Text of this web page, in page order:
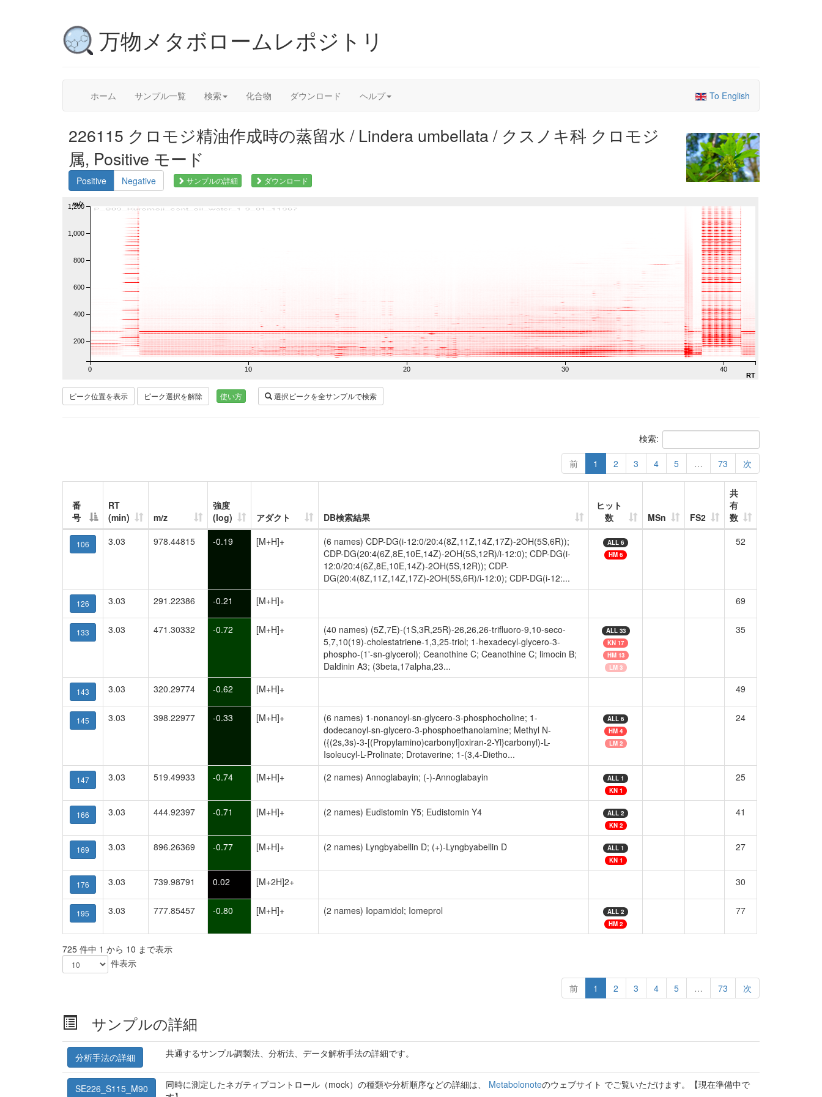
万物メタボロームレポジトリ
ホーム サンプル一覧 検索 化合物 ダウンロード ヘルプ To English
226115 クロモジ精油作成時の蒸留水 / Lindera umbellata / クスノキ科 クロモジ
属, Positive モード
Positive Negative サンプルの詳細 ダウンロード
0 10 20 30 40
RT
200
400
600
800
1,000
1,200
m/z
ピーク位置を表示 ピーク選択を解除 使い方 選択ピークを全サンプルで検索
検索:
前 1 2 3 4 5 … 73 次
番
号
RT
(min)
m/z
強度
(log)
アダクト DB検索結果
ヒット
数
MSn FS2
共
有
数
106 3.03 978.44815 -0.19 [M+H]+
(6 names) CDP-DG(i-12:0/20:4(8Z,11Z,14Z,17Z)-2OH(5S,6R));
CDP-DG(20:4(6Z,8E,10E,14Z)-2OH(5S,12R)/i-12:0); CDP-DG(i-
12:0/20:4(6Z,8E,10E,14Z)-2OH(5S,12R)); CDP-
DG(20:4(8Z,11Z,14Z,17Z)-2OH(5S,6R)/i-12:0); CDP-DG(i-12:...
ALL 6
HM 6
52
126 3.03 291.22386 -0.21 [M+H]+ 69
133 3.03 471.30332 -0.72 [M+H]+
(40 names) (5Z,7E)-(1S,3R,25R)-26,26,26-trifluoro-9,10-seco-
5,7,10(19)-cholestatriene-1,3,25-triol; 1-hexadecyl-glycero-3-
phospho-(1'-sn-glycerol); Ceanothine C; Ceanothine C; limocin B;
Daldinin A3; (3beta,17alpha,23...
ALL 33
KN 17
HM 13
LM 3
35
143 3.03 320.29774 -0.62 [M+H]+ 49
145 3.03 398.22977 -0.33 [M+H]+
(6 names) 1-nonanoyl-sn-glycero-3-phosphocholine; 1-
dodecanoyl-sn-glycero-3-phosphoethanolamine; Methyl N-
({(2s,3s)-3-[(Propylamino)carbonyl]oxiran-2-Yl}carbonyl)-L-
Isoleucyl-L-Prolinate; Drotaverine; 1-(3,4-Dietho...
ALL 6
HM 4
LM 2
24
147 3.03 519.49933 -0.74 [M+H]+ (2 names) Annoglabayin; (-)-Annoglabayin
ALL 1
KN 1
25
166 3.03 444.92397 -0.71 [M+H]+ (2 names) Eudistomin Y5; Eudistomin Y4
ALL 2
KN 2
41
169 3.03 896.26369 -0.77 [M+H]+ (2 names) Lyngbyabellin D; (+)-Lyngbyabellin D
ALL 1
KN 1
27
176 3.03 739.98791 0.02 [M+2H]2+ 30
195 3.03 777.85457 -0.80 [M+H]+ (2 names) Iopamidol; Iomeprol
ALL 2
HM 2
77
725 件中 1 から 10 まで表示
件表示
前 1 2 3 4 5 … 73 次
サンプルの詳細
分析手法の詳細 共通するサンプル調製法、分析法、データ解析手法の詳細です。
SE226_S115_M90 同時に測定したネガティブコントロール（mock）の種類や分析順序などの詳細は、 Metabolonoteのウェブサイト でご覧いただけます。【現在準備中で